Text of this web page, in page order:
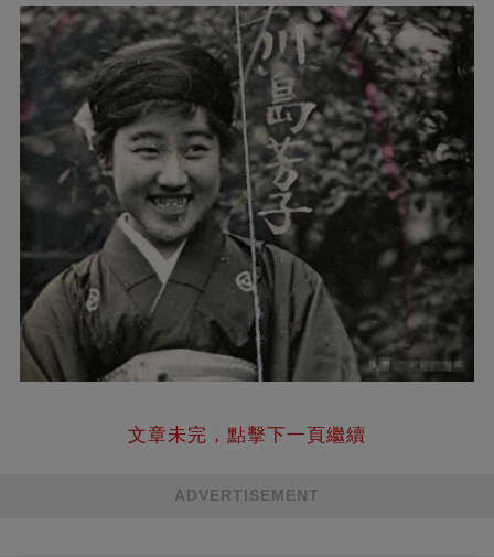
文章未完，點擊下一頁繼續
ADVERTISEMENT